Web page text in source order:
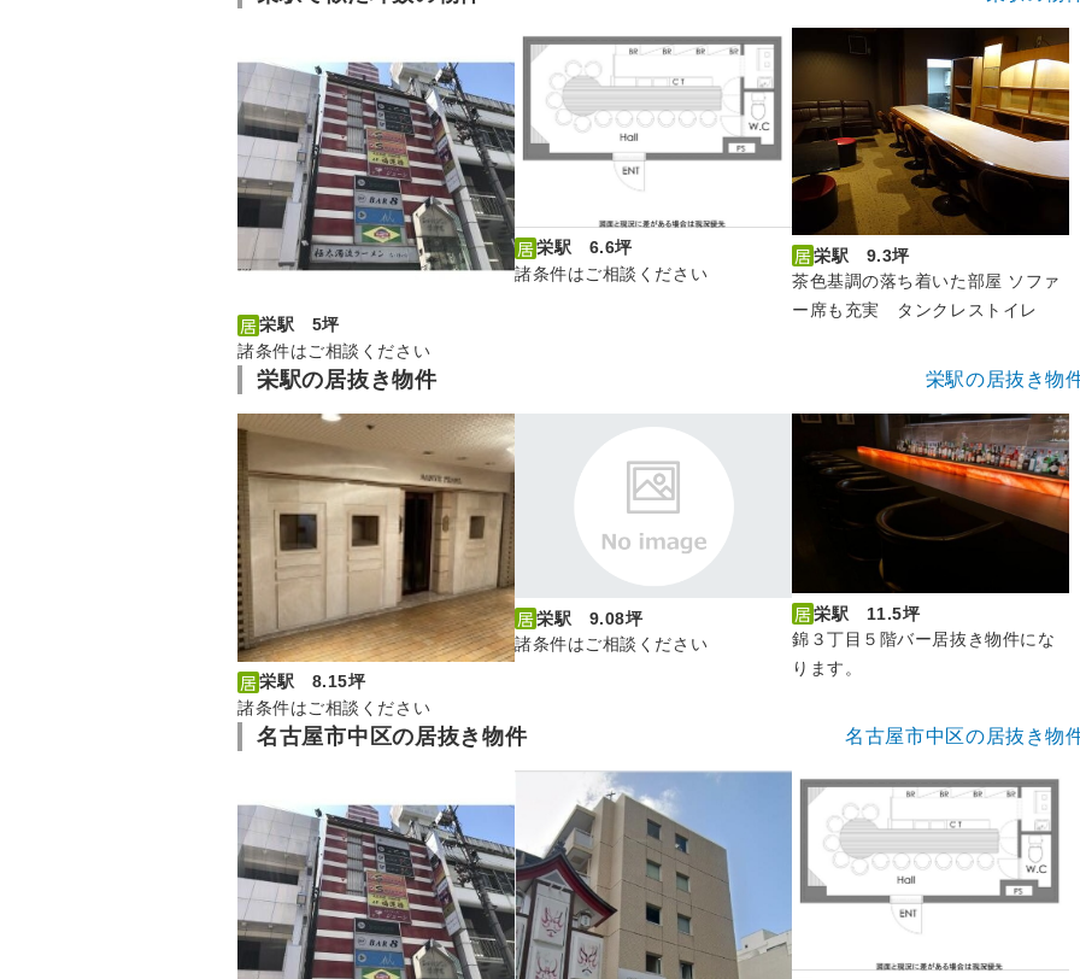
栄駅 5坪
諸条件はご相談ください
栄駅 6.6坪
諸条件はご相談ください
栄駅 9.3坪
茶色基調の落ち着いた部屋 ソファ
ー席も充実 タンクレストイレ
栄駅の居抜き物件 栄駅の居抜き物
栄駅 8.15坪
諸条件はご相談ください
栄駅 9.08坪
諸条件はご相談ください
栄駅 11.5坪
錦３丁目５階バー居抜き物件にな
ります。
名古屋市中区の居抜き物件 名古屋市中区の居抜き物